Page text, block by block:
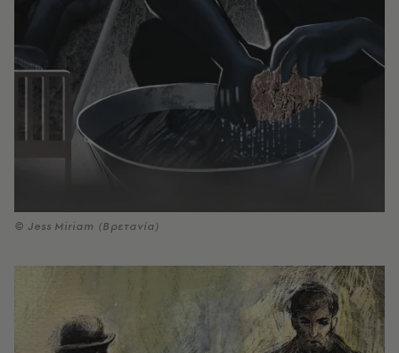
© Jess Miriam (Βρετανία)